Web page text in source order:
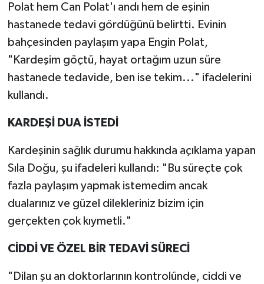
Polat hem Can Polat'ı andı hem de eşinin
hastanede tedavi gördüğünü belirtti. Evinin
bahçesinden paylaşım yapa Engin Polat,
"Kardeşim göçtü, hayat ortağım uzun süre
hastanede tedavide, ben ise tekim..." ifadelerini
kullandı.
KARDEŞİ DUA İSTEDİ
Kardeşinin sağlık durumu hakkında açıklama yapan
Sıla Doğu, şu ifadeleri kullandı: "Bu süreçte çok
fazla paylaşım yapmak istemedim ancak
dualarınız ve güzel dilekleriniz bizim için
gerçekten çok kıymetli."
CİDDİ VE ÖZEL BİR TEDAVİ SÜRECİ
"Dilan şu an doktorlarının kontrolünde, ciddi ve